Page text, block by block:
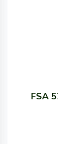
FSA